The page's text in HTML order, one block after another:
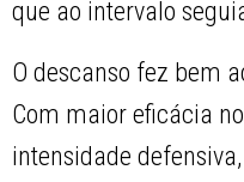
que ao intervalo
O descanso fez bem
Com maior eficácia
intensidade